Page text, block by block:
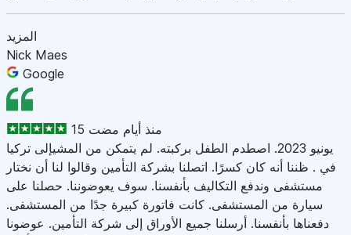
المزيد
Nick Maes
Google
15 منذ أيام مضت
يونيو 2023. اصطدم الطفل بركبته. لم يتمكن من المشيإلى تركيا
في . ظننا أنه كان كسرًا. اتصلنا بشركة التأمين وقالوا لنا أن نختار
مستشفى وندفع التكاليف بأنفسنا. سوف يعوضوننا. حصلنا على
سيارة من المستشفى. كانت فاتورة كبيرة جدًا من المستشفى.
دفعناها بأنفسنا. أرسلنا جميع الأوراق إلى شركة التأمين. عوضونا